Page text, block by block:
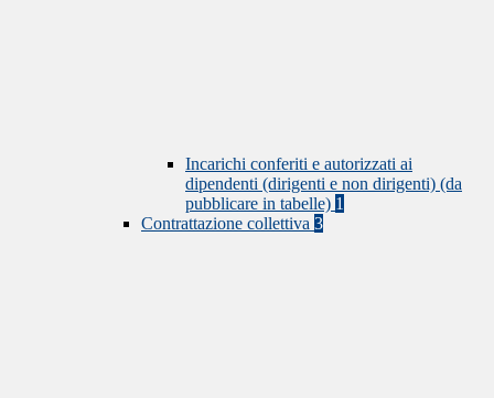
Incarichi conferiti e autorizzati ai
dipendenti (dirigenti e non dirigenti) (da
pubblicare in tabelle) 1
Contrattazione collettiva 3